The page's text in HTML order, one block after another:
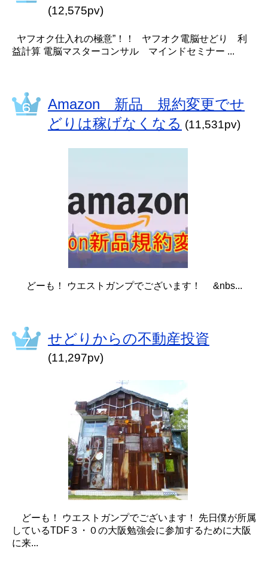
(12,575pv)
ヤフオク仕入れの極意”！！ ヤフオク電脳せどり 利
益計算 電脳マスターコンサル マインドセミナー ...
Amazon 新品 規約変更でせ
どりは稼げなくなる (11,531pv)
どーも！ ウエストガンプでございます！ &nbs...
せどりからの不動産投資
(11,297pv)
どーも！ ウエストガンプでございます！ 先日僕が所属
しているTDF３・０の大阪勉強会に参加するために大阪
に来...